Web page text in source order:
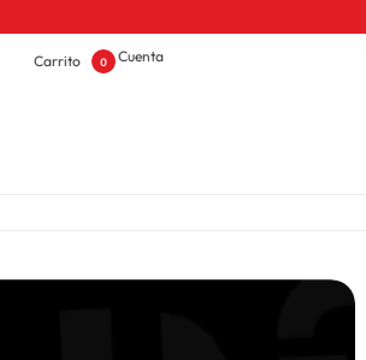
Carrito 0 Cuenta